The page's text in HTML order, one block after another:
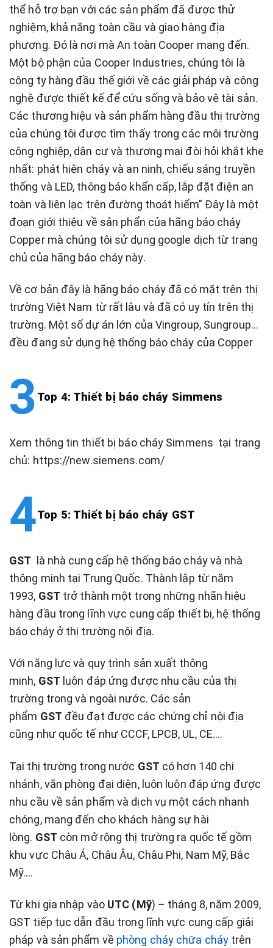
thể hỗ trợ bạn với các sản phẩm đã được thử
nghiệm, khả năng toàn cầu và giao hàng địa
phương. Đó là nơi mà An toàn Cooper mang đến.
Một bộ phận của Cooper Industries, chúng tôi là
công ty hàng đầu thế giới về các giải pháp và công
nghệ được thiết kế để cứu sống và bảo vệ tài sản.
Các thương hiệu và sản phẩm hàng đầu thị trường
của chúng tôi được tìm thấy trong các môi trường
công nghiệp, dân cư và thương mại đòi hỏi khắt khe
nhất: phát hiện cháy và an ninh, chiếu sáng truyền
thống và LED, thông báo khẩn cấp, lắp đặt điện an
toàn và liên lạc trên đường thoát hiểm” Đây là một
đoạn giới thiệu về sản phẩn của hãng báo cháy
Copper mà chúng tôi sử dụng google dịch từ trang
chủ của hãng báo cháy này.
Về cơ bản đây là hãng báo cháy đã có mặt trên thị
trường Việt Nam từ rất lâu và đã có uy tín trên thị
trường. Một số dự án lớn của Vingroup, Sungroup…
đều đang sử dụng hệ thống báo cháy của Copper
Top 4: Thiết bị báo cháy Simmens
Xem thông tin thiết bị báo cháy Simmens tại trang
chủ: https://new.siemens.com/
Top 5: Thiết bị báo cháy GST
GST là nhà cung cấp hệ thống báo cháy và nhà
thông minh tại Trung Quốc. Thành lập từ năm
1993, GST trở thành một trong những nhãn hiệu
hàng đầu trong lĩnh vực cung cấp thiết bị, hệ thống
báo cháy ở thị trường nội địa.
Với năng lực và quy trình sản xuất thông
minh, GST luôn đáp ứng được nhu cầu của thị
trường trong và ngoài nước. Các sản
phẩm GST đều đạt được các chứng chỉ nội địa
cũng như quốc tế như CCCF, LPCB, UL, CE….
Tại thị trường trong nước GST có hơn 140 chi
nhánh, văn phòng đại diện, luôn luôn đáp ứng được
nhu cầu về sản phẩm và dịch vụ một cách nhanh
chóng, mang đến cho khách hàng sự hài
lòng. GST còn mở rộng thị trường ra quốc tế gồm
khu vực Châu Á, Châu Âu, Châu Phi, Nam Mỹ, Bắc
Mỹ….
Từ khi gia nhập vàoUTC (Mỹ) – tháng 8, năm 2009,
GST tiếp tục dẫn đầu trong lĩnh vực cung cấp giải
pháp và sản phẩm về phòng cháy chữa cháy trên